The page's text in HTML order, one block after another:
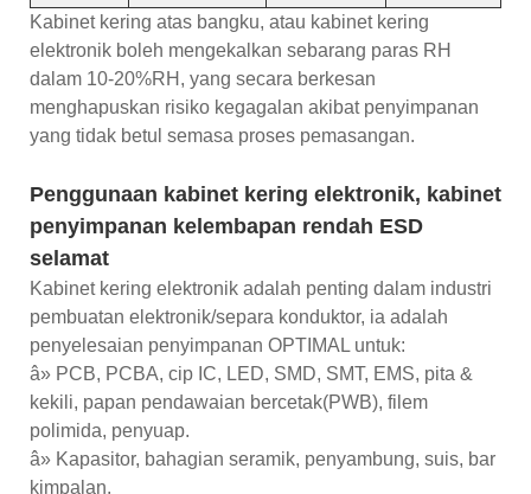
Kabinet kering atas bangku, atau kabinet kering
elektronik boleh mengekalkan sebarang paras RH
dalam 10-20%RH, yang secara berkesan
menghapuskan risiko kegagalan akibat penyimpanan
yang tidak betul semasa proses pemasangan.
Penggunaan kabinet kering elektronik, kabinet
penyimpanan kelembapan rendah ESD
selamat
Kabinet kering elektronik adalah penting dalam industri
pembuatan elektronik/separa konduktor, ia adalah
penyelesaian penyimpanan OPTIMAL untuk:
â» PCB, PCBA, cip IC, LED, SMD, SMT, EMS, pita &
kekili, papan pendawaian bercetak(PWB), filem
polimida, penyuap.
â» Kapasitor, bahagian seramik, penyambung, suis, bar
kimpalan.